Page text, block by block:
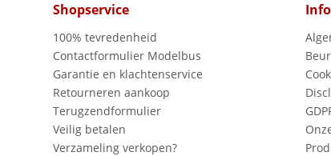
Shopservice
100% tevredenheid
Contactformulier Modelbus
Garantie en klachtenservice
Retourneren aankoop
Terugzendformulier
Veilig betalen
Verzameling verkopen?